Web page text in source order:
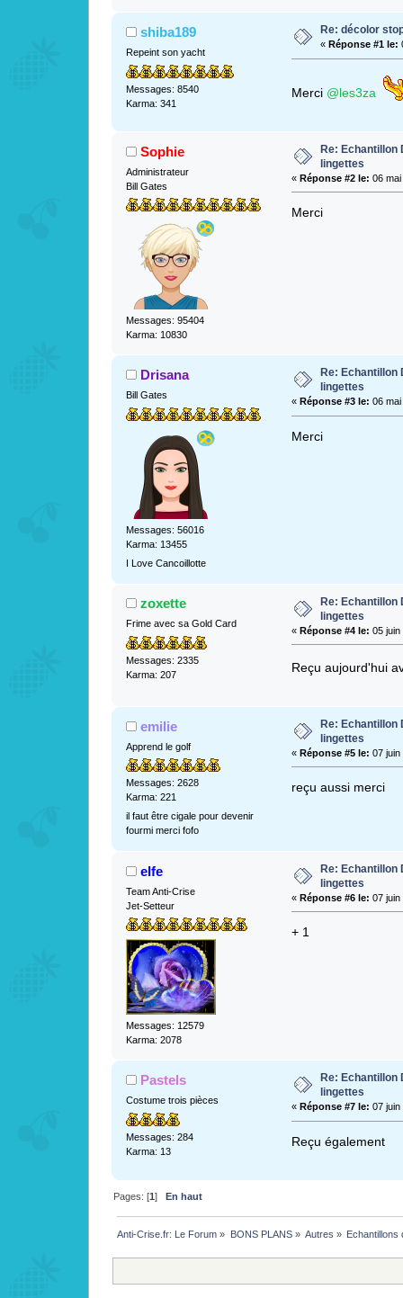
shiba189
Repeint son yacht
Messages: 8540
Karma: 341
Re: décolor
« Réponse #1 le:
Merci @les3za
Sophie
Administrateur
Bill Gates
Messages: 95404
Karma: 10830
Re: Echantillon
lingettes
« Réponse #2 le: 06
Merci
Drisana
Bill Gates
Messages: 56016
Karma: 13455
I Love Cancoillotte
Re: Echantillon
lingettes
« Réponse #3 le: 06
Merci
zoxette
Frime avec sa Gold Card
Messages: 2335
Karma: 207
Re: Echantillon
lingettes
« Réponse #4 le: 05 juin
Reçu aujourd'hui
emilie
Apprend le golf
Messages: 2628
Karma: 221
il faut être cigale pour devenir
fourmi merci fofo
Re: Echantillon
lingettes
« Réponse #5 le: 07 juin
reçu aussi merci
elfe
Team Anti-Crise
Jet-Setteur
Messages: 12579
Karma: 2078
Re: Echantillon
lingettes
« Réponse #6 le: 07 juin
+ 1
Pastels
Costume trois pièces
Messages: 284
Karma: 13
Re: Echantillon
lingettes
« Réponse #7 le: 07 juin
Reçu également
Pages: [1]En haut
Anti-Crise.fr: Le Forum » BONS PLANS» Autres » Echantillons